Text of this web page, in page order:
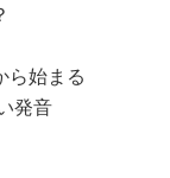
ら始まる
発音